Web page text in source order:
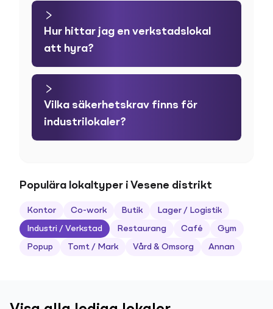
Hur hittar jag en verkstadslokal
att hyra?
Vilka säkerhetskrav finns för
industrilokaler?
Populära lokaltyper i Vesene distrikt
Kontor Co-work Butik Lager / Logistik
Industri / Verkstad Restaurang Café Gym
Popup Tomt / Mark Vård & Omsorg Annan